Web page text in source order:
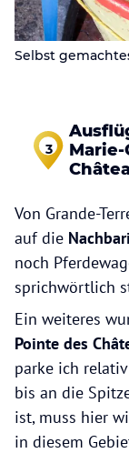
Selbst
3
Von Grande-
auf die
noch
sprichwörtlich
Ein weiteres
Pointe des
parke ich
bis an die
ist, muss hier
in diesem